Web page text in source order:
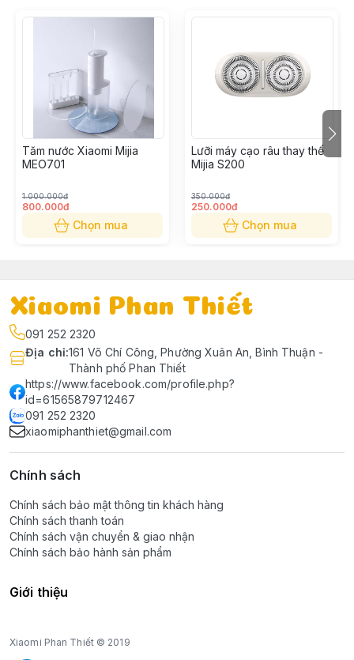
Tăm nước Xiaomi Mijia
MEO701
1.000.000đ
800.000đ
Chọn mua
Lưỡi máy cạo râu thay thế
Mijia S200
350.000đ
250.000đ
Chọn mua
Xiaomi Phan Thiết
091 252 2320
Địa chỉ:161 Võ Chí Công, Phường Xuân An, Bình Thuận -
Thành phố Phan Thiết
https://www.facebook.com/profile.php?
id=61565879712467
091 252 2320
xiaomiphanthiet@gmail.com
Chính sách
Chính sách bảo mật thông tin khách hàng
Chính sách thanh toán
Chính sách vận chuyển & giao nhận
Chính sách bảo hành sản phẩm
Giới thiệu
Xiaomi Phan Thiết © 2019